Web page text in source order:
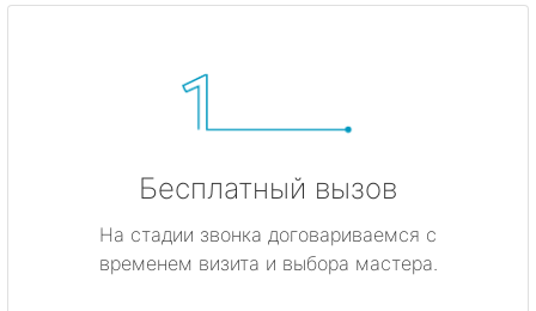
Бесплатный вызов
На стадии звонка договариваемся с
временем визита и выбора мастера.